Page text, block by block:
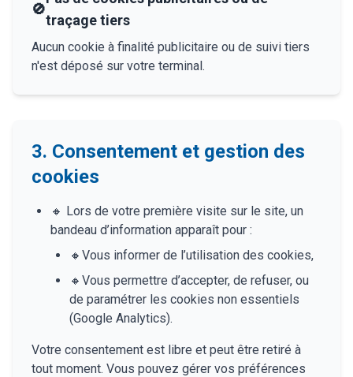
🚫
traçage tiers
Aucun cookie à finalité publicitaire ou de suivi tiers
n'est déposé sur votre terminal.
3. Consentement et gestion des
cookies
🔸 Lors de votre première visite sur le site, un
bandeau d’information apparaît pour :
🔸 Vous informer de l’utilisation des cookies,
🔸 Vous permettre d’accepter, de refuser, ou
de paramétrer les cookies non essentiels
(Google Analytics).
Votre consentement est libre et peut être retiré à
tout moment. Vous pouvez gérer vos préférences